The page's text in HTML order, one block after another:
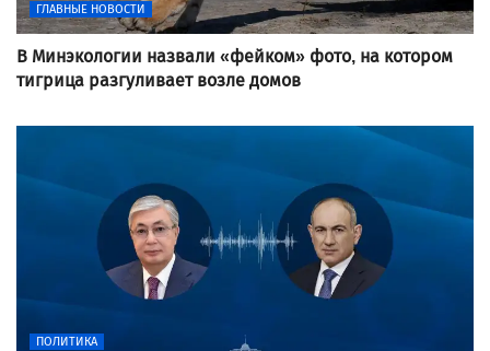
ГЛАВНЫЕ НОВОСТИ
В Минэкологии назвали «фейком» фото, на котором
тигрица разгуливает возле домов
ПОЛИТИКА